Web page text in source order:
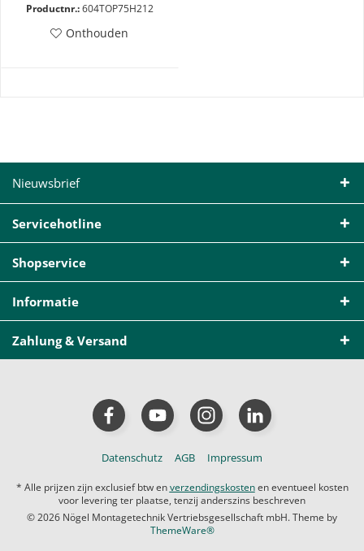
Productnr.:604TOP75H212
Onthouden
Nieuwsbrief
Servicehotline
Shopservice
Informatie
Zahlung & Versand
Datenschutz AGB Impressum
* Alle prijzen zijn exclusief btw enverzendingskostenen eventueel kosten
voor levering ter plaatse, tenzij anderszins beschreven
© 2026 Nögel Montagetechnik Vertriebsgesellschaft mbH. Theme by
ThemeWare®